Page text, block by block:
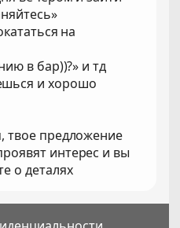
на
в бар))?» и тд
и хорошо
твое предложение
интерес и вы
о деталях